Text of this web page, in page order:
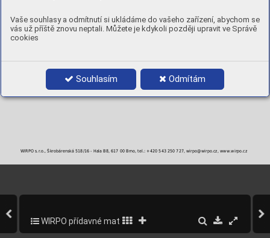
Vaše souhlasy a odmítnutí si ukládáme do vašeho zařízení, abychom se
vás už příště znovu neptali. Můžete je kdykoli později upravit ve Správě
cookies
Souhlasím Odmítám
WIRPO s.r.o., Škrobárenská 518/16 - Hala B8, 617 00 Brno, tel.: +420 543 250 727, wirpo@wirpo.cz, www.wirpo.cz
WIRPO přídavné materiály pro svařování a navařování 106